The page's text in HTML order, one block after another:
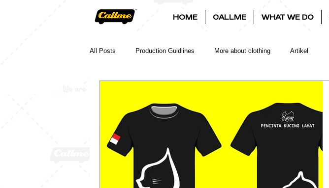
HOME CALLME WHAT WE DO
All Posts Production Guidlines More about clothing Artikel